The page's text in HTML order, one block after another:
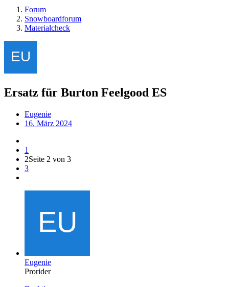
Forum
Snowboardforum
Materialcheck
Ersatz für Burton Feelgood ES
Eugenie
16. März 2024
1
2Seite 2 von 3
3
Eugenie
Prorider